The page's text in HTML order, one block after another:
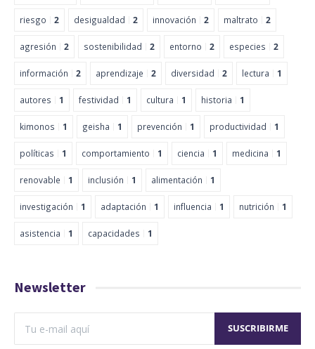
riesgo 2 desigualdad 2 innovación 2 maltrato 2
agresión 2 sostenibilidad 2 entorno 2 especies 2
información 2 aprendizaje 2 diversidad 2 lectura 1
autores 1 festividad 1 cultura 1 historia 1
kimonos 1 geisha 1 prevención 1 productividad 1
políticas 1 comportamiento 1 ciencia 1 medicina 1
renovable 1 inclusión 1 alimentación 1
investigación 1 adaptación 1 influencia 1 nutrición 1
asistencia 1 capacidades 1
Newsletter